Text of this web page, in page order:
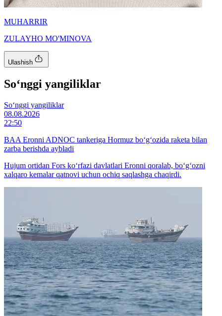
MUHARRIR
ZULAYHO MO'MINOVA
Ulashish
So‘nggi yangiliklar
So‘nggi yangiliklar
08.08.2026
22:50
BAA Eronni ADNOC tankeriga Hormuz bo‘g‘ozida raketa bilan
zarba berishda aybladi
Hujum ortidan Fors ko‘rfazi davlatlari Eronni qoralab, bo‘g‘ozni
xalqaro kemalar qatnovi uchun ochiq saqlashga chaqirdi.